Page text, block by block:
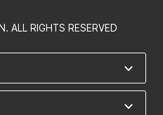
ALL RIGHTS RESERVED